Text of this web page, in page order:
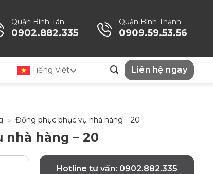
Quận Bình Tân
0902.882.335
Quận Bình Thạnh
0909.59.53.56
Tiếng Việt Liên hệ ngay
» Đồng phục phục vụ nhà hàng – 20
hàng – 20
Hotline tư vấn: 0902.882.335